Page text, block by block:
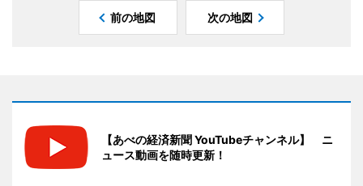
前の地図 次の地図
【あべの経済新聞 YouTubeチャンネル】 ニ
ュース動画を随時更新！